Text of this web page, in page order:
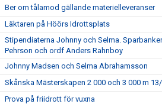
Ber om tålamod gällande materielleveranser
Läktaren på Höörs Idrottsplats
Stipendiaterna Johnny och Selma.
Pehrson och ordf Anders Rahnboy
Johnny Madsen och Selma Abrahamsson
Skånska Mästerskapen 2 000 och 3 000 m
Prova på friidrott för vuxna